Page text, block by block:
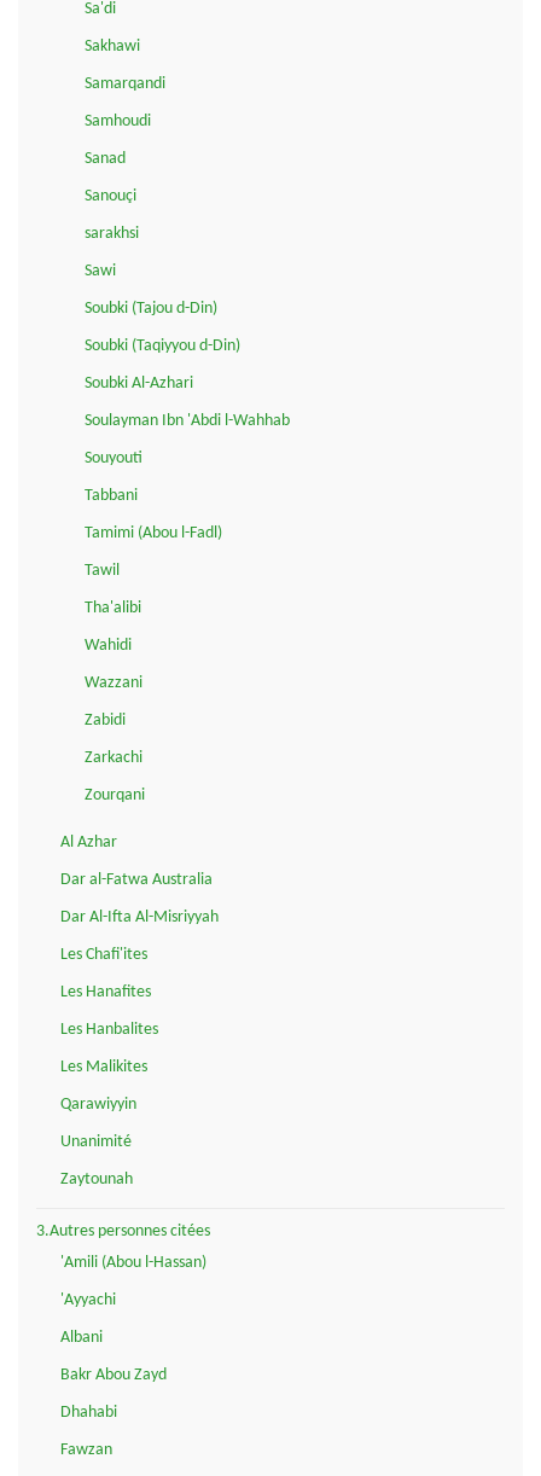
Sa'di
Sakhawi
Samarqandi
Samhoudi
Sanad
Sanouçi
sarakhsi
Sawi
Soubki (Tajou d-Din)
Soubki (Taqiyyou d-Din)
Soubki Al-Azhari
Soulayman Ibn 'Abdi l-Wahhab
Souyouti
Tabbani
Tamimi (Abou l-Fadl)
Tawil
Tha'alibi
Wahidi
Wazzani
Zabidi
Zarkachi
Zourqani
Al Azhar
Dar al-Fatwa Australia
Dar Al-Ifta Al-Misriyyah
Les Chafi'ites
Les Hanafites
Les Hanbalites
Les Malikites
Qarawiyyin
Unanimité
Zaytounah
3.Autres personnes citées
'Amili (Abou l-Hassan)
'Ayyachi
Albani
Bakr Abou Zayd
Dhahabi
Fawzan